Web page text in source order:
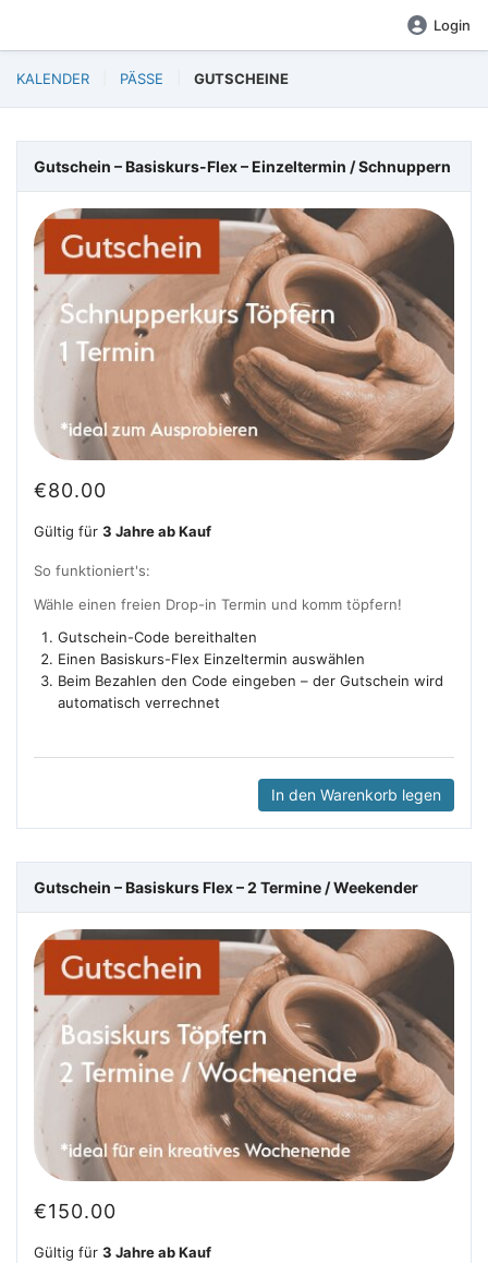
Login
KALENDER PÄSSE GUTSCHEINE
Gutschein – Basiskurs-Flex – Einzeltermin / Schnuppern
€80.00
Gültig für 3 Jahre ab Kauf
So funktioniert's:
Wähle einen freien Drop-in Termin und komm töpfern!
Gutschein-Code bereithalten
Einen Basiskurs-Flex Einzeltermin auswählen
Beim Bezahlen den Code eingeben – der Gutschein wird
automatisch verrechnet
In den Warenkorb legen
Gutschein – Basiskurs Flex – 2 Termine / Weekender
€150.00
Gültig für 3 Jahre ab Kauf